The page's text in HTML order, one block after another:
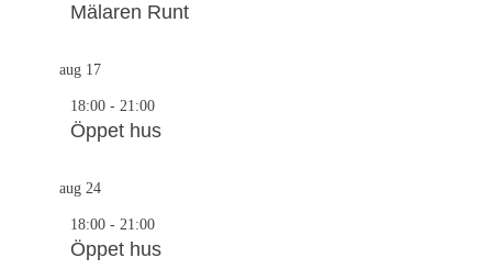
Mälaren Runt
aug 17
18:00 - 21:00
Öppet hus
aug 24
18:00 - 21:00
Öppet hus